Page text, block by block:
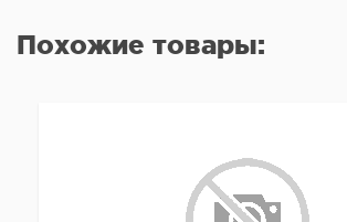
Похожие товары: